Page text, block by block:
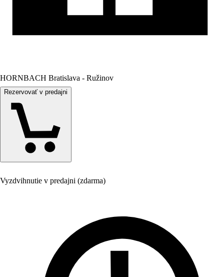
HORNBACH Bratislava - Ružinov
Rezervovať v predajni
Vyzdvihnutie v predajni (zdarma)